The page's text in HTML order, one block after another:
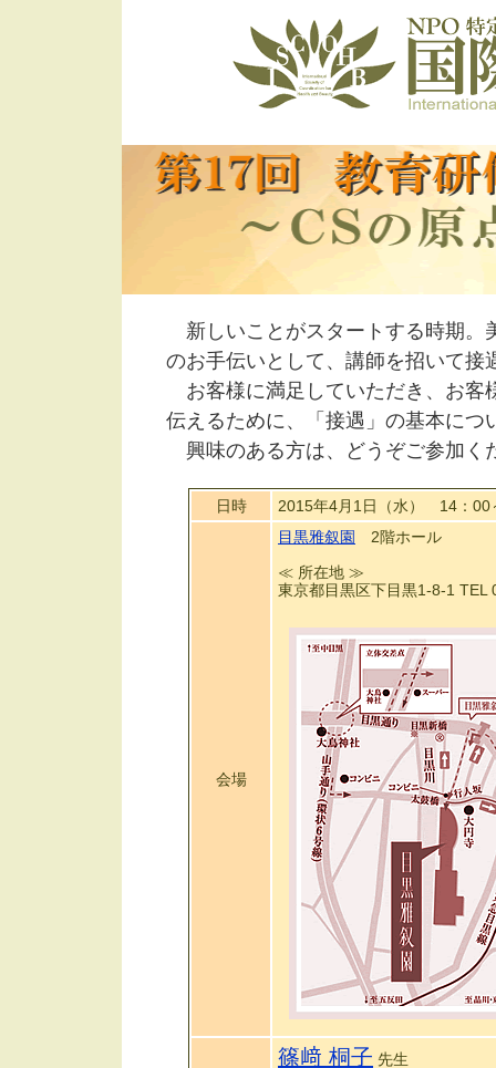
新しいことがスタートする時期。
のお手伝いとして、講師を招いて
お客様に満足していただき、お客
伝えるために、「接遇」の基本につ
興味のある方は、どうぞご参加く
日時 2015年4月1日（水） 14：
会場
目黒雅叙園
2階ホール
≪ 所在地 ≫
東京都目黒区下目黒1-8-1 TEL
篠﨑 桐子 先生